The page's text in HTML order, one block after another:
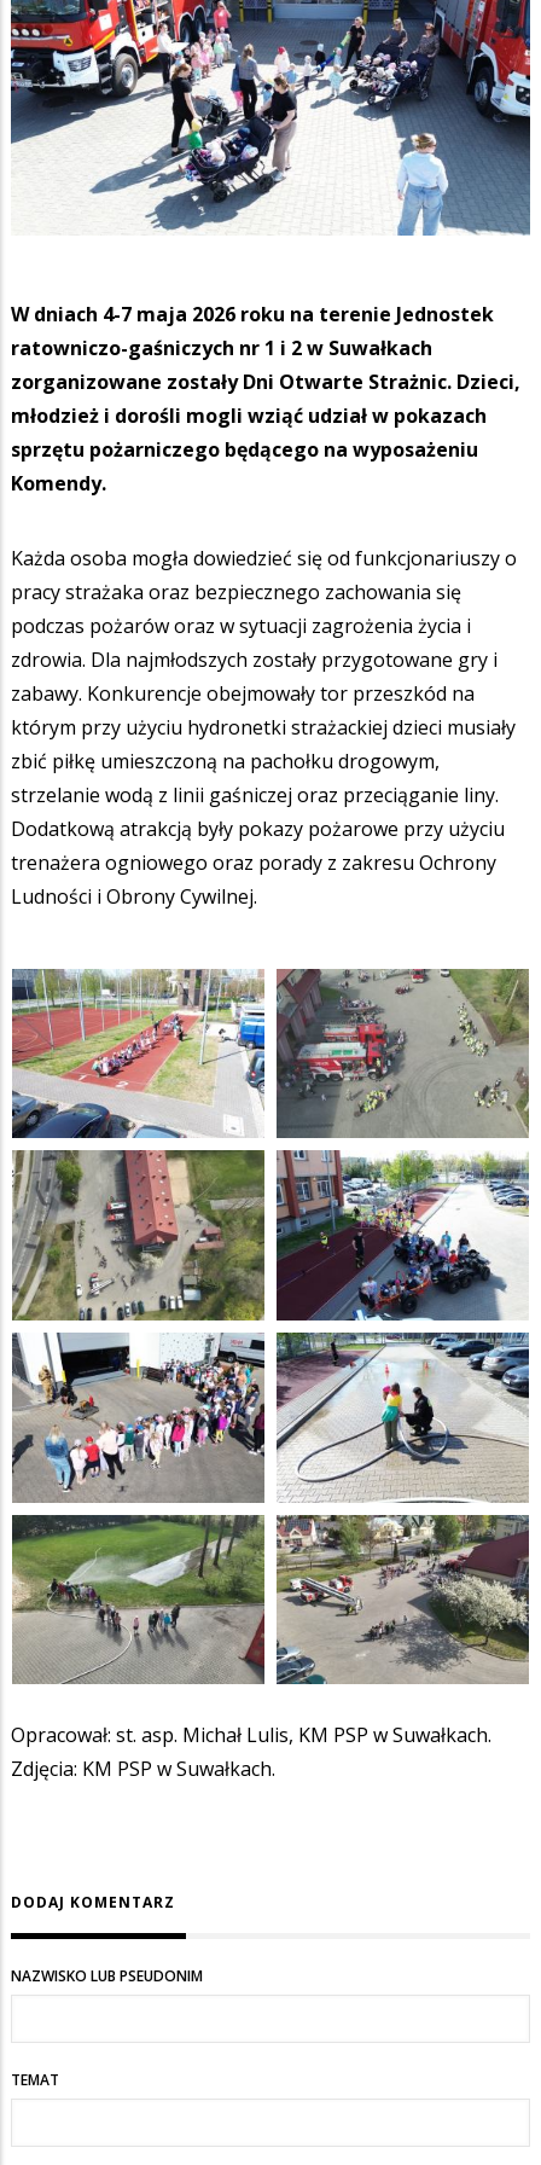
W dniach 4-7 maja 2026 roku na terenie Jednostek
ratowniczo-gaśniczych nr 1 i 2 w Suwałkach
zorganizowane zostały Dni Otwarte Strażnic. Dzieci,
młodzież i dorośli mogli wziąć udział w pokazach
sprzętu pożarniczego będącego na wyposażeniu
Komendy.
Każda osoba mogła dowiedzieć się od funkcjonariuszy o
pracy strażaka oraz bezpiecznego zachowania się
podczas pożarów oraz w sytuacji zagrożenia życia i
zdrowia. Dla najmłodszych zostały przygotowane gry i
zabawy. Konkurencje obejmowały tor przeszkód na
którym przy użyciu hydronetki strażackiej dzieci musiały
zbić piłkę umieszczoną na pachołku drogowym,
strzelanie wodą z linii gaśniczej oraz przeciąganie liny.
Dodatkową atrakcją były pokazy pożarowe przy użyciu
trenażera ogniowego oraz porady z zakresu Ochrony
Ludności i Obrony Cywilnej.
Opracował: st. asp. Michał Lulis, KM PSP w Suwałkach.
Zdjęcia: KM PSP w Suwałkach.
DODAJ KOMENTARZ
NAZWISKO LUB PSEUDONIM
TEMAT